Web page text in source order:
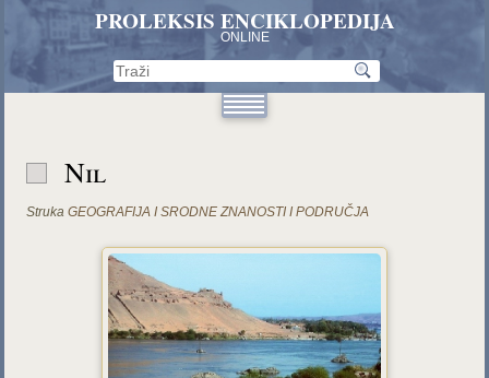
PROLEKSIS ENCIKLOPEDIJA
ONLINE
Nil
Struka GEOGRAFIJA I SRODNE ZNANOSTI I PODRUČJA